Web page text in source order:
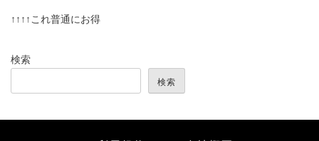
↑↑↑↑これ普通にお得
検索
検索